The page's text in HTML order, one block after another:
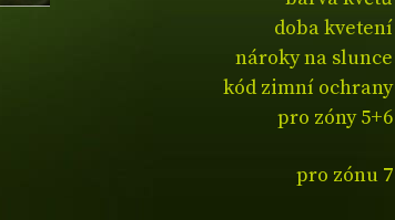
doba kvetení
nároky na slunce
kód zimní ochrany
pro zóny 5+6
pro zónu 7